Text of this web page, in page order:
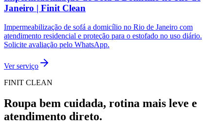
Janeiro | Finit Clean
Impermeabilização de sofá a domicílio no Rio de Janeiro com
atendimento residencial e proteção para o estofado no uso diário.
Solicite avaliação pelo WhatsApp.
Ver serviço
FINIT CLEAN
Roupa bem cuidada, rotina mais leve e
atendimento direto.